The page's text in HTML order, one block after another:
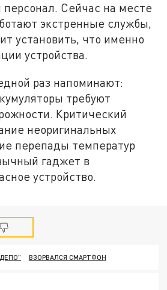
персонал. Сейчас на месте
экстренные службы,
установить, что именно
устройства.
раз напоминают:
требуют
Критический
неоригинальных
перепады температур
гаджет в
устройство.
ВЗОРВАЛСЯ СМАРТФОН